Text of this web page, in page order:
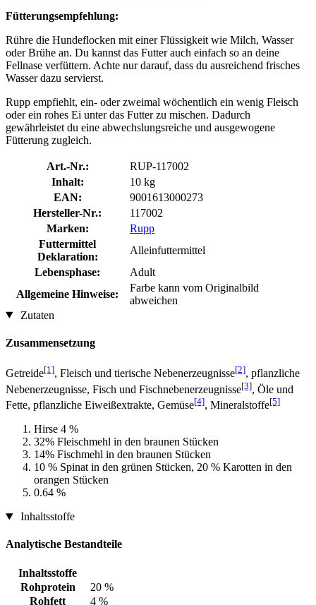
Fütterungsempfehlung:
Rühre die Hundeflocken mit einer Flüssigkeit wie Milch, Wasser
oder Brühe an. Du kannst das Futter auch einfach so an deine
Fellnase verfüttern. Achte nur darauf, dass du ausreichend frisches
Wasser dazu servierst.
Rupp empfiehlt, ein- oder zweimal wöchentlich ein wenig Fleisch
oder ein rohes Ei unter das Futter zu mischen. Dadurch
gewährleistet du eine abwechslungsreiche und ausgewogene
Fütterung zugleich.
Art.-Nr.:
RUP-117002
Inhalt:
10 kg
EAN:
9001613000273
Hersteller-Nr.:
117002
Marken:
Rupp
Futtermittel
Deklaration:
Alleinfuttermittel
Lebensphase:
Adult
Allgemeine Hinweise:
Farbe kann vom Originalbild
abweichen
Zutaten
Zusammensetzung
Getreide[1], Fleisch und tierische Nebenerzeugnisse[2], pflanzliche
Nebenerzeugnisse, Fisch und Fischnebenerzeugnisse[3], Öle und
Fette, pflanzliche Eiweißextrakte, Gemüse[4], Mineralstoffe[5]
Hirse 4 %
32% Fleischmehl in den braunen Stücken
14% Fischmehl in den braunen Stücken
10 % Spinat in den grünen Stücken, 20 % Karotten in den
orangen Stücken
0.64 %
Inhaltsstoffe
Analytische Bestandteile
Inhaltsstoffe
Rohprotein
20 %
Rohfett
4 %